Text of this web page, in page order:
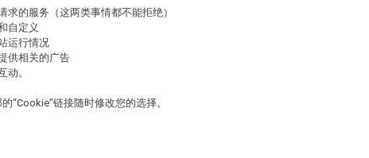
求的服务（这两类事情都不能拒绝）
自定义
运行情况
供相关的广告
动。
“Cookie”链接随时修改您的选择。